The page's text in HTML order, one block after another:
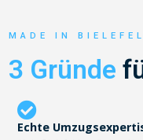
MADE IN
3 Gründe
Echte